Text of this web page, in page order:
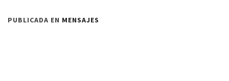
PUBLICADA EN MENSAJES